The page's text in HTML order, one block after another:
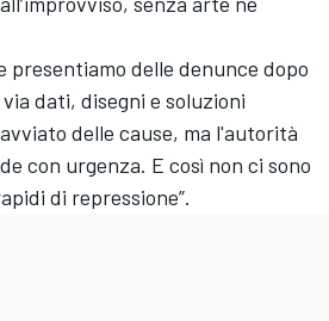
presentiamo delle denunce dopo
dati, disegni e soluzioni
delle cause, ma l'autorità
con urgenza. E così non ci sono
di repressione”.